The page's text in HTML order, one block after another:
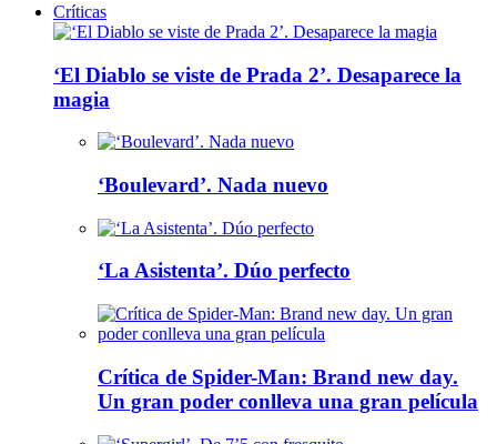
Críticas
‘El Diablo se viste de Prada 2’. Desaparece la
magia
‘Boulevard’. Nada nuevo
‘La Asistenta’. Dúo perfecto
Crítica de Spider-Man: Brand new day.
Un gran poder conlleva una gran película